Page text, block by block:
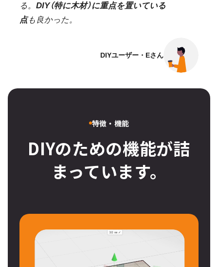
る。 DIY（特に木材）に重点を置いている
点も良かった。
DIYユーザー・Eさん
特徴・機能
DIYのための機能が詰
まっています。